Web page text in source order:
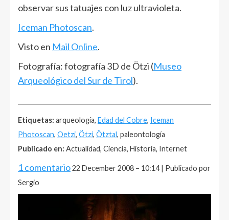
observar sus tatuajes con luz ultravioleta.
Iceman Photoscan.
Visto en Mail Online.
Fotografía: fotografía 3D de Ötzi (Museo
Arqueológico del Sur de Tirol).
Etiquetas: arqueología, Edad del Cobre, Iceman
Photoscan, Oetzi, Ötzi, Ötztal, paleontología
Publicado en: Actualidad, Ciencia, Historia, Internet
1 comentario22 December 2008 – 10:14 | Publicado por
Sergio